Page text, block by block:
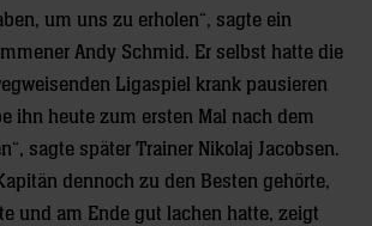
um uns zu erholen“, sagte ein
Andy Schmid. Er selbst hatte die
Ligaspiel krank pausieren
ihn heute zum ersten Mal nach dem
sagte später Trainer Nikolaj Jacobsen.
dennoch zu den Besten gehörte,
und am Ende gut lachen hatte, zeigt